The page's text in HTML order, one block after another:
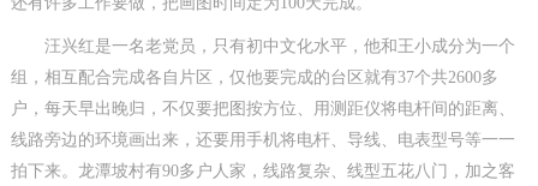
汪兴红是一名老党员，只有初中文化水平，他和王小成分为一个
组，相互配合完成各自片区，仅他要完成的台区就有37个共2600多
户，每天早出晚归，不仅要把图按方位、用测距仪将电杆间的距离、
线路旁边的环境画出来，还要用手机将电杆、导线、电表型号等一一
拍下来。龙潭坡村有90多户人家，线路复杂、线型五花八门，加之客